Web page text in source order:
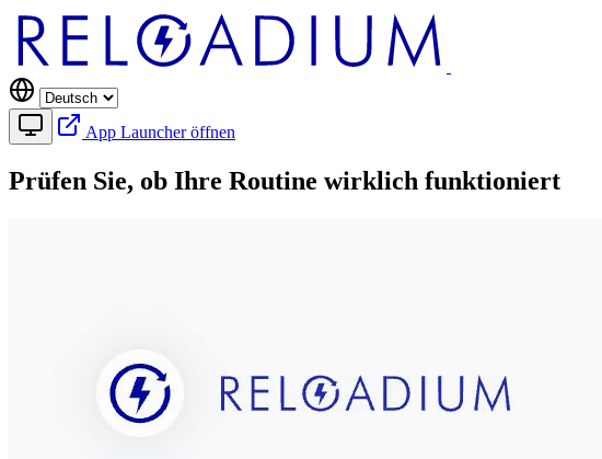
App Launcher öffnen
Prüfen Sie, ob Ihre Routine wirklich funktioniert